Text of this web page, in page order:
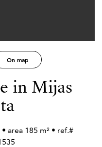
On map
in Mijas
area 185 m² • ref.#